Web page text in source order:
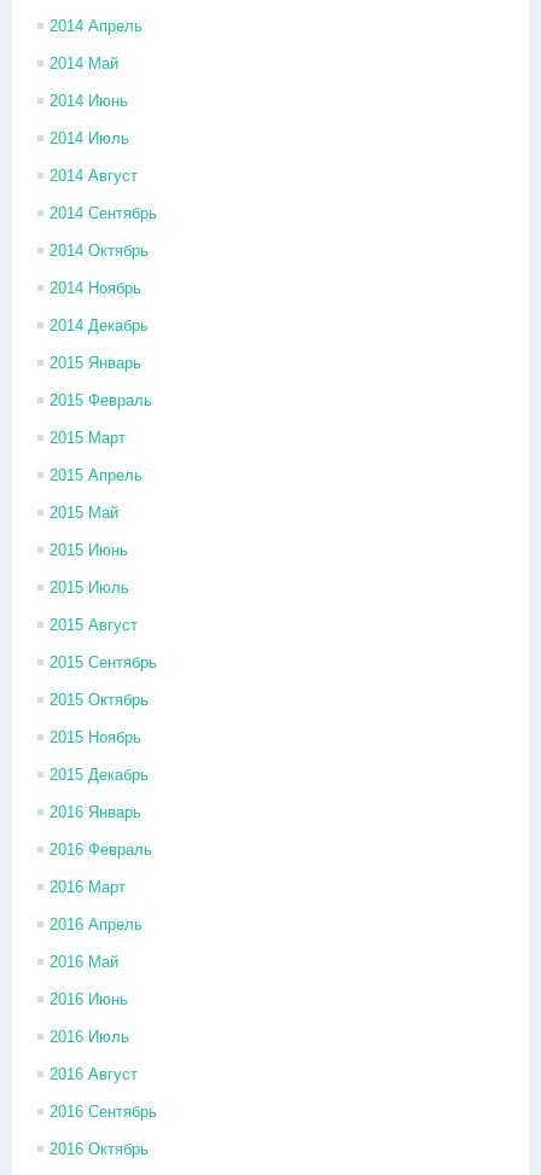
2014 Апрель
2014 Май
2014 Июнь
2014 Июль
2014 Август
2014 Сентябрь
2014 Октябрь
2014 Ноябрь
2014 Декабрь
2015 Январь
2015 Февраль
2015 Март
2015 Апрель
2015 Май
2015 Июнь
2015 Июль
2015 Август
2015 Сентябрь
2015 Октябрь
2015 Ноябрь
2015 Декабрь
2016 Январь
2016 Февраль
2016 Март
2016 Апрель
2016 Май
2016 Июнь
2016 Июль
2016 Август
2016 Сентябрь
2016 Октябрь